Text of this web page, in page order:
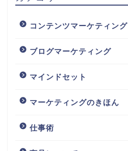
コンテンツマーケティング
ブログマーケティング
マインドセット
マーケティングのきほん
仕事術